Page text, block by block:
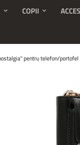
COPII
pentru telefon/portofel